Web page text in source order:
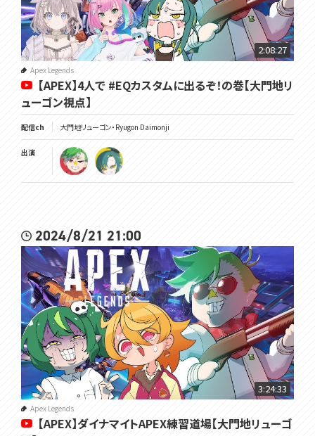
2:08:27
Apex Legends
【APEX】4人で #EQカスタムに出るぞ！の巻【大門地リ
ューゴン視点】
配信ch 大門地リューゴン・Ryugon Daimonji
出演
2024/8/21 21:00
3:24:33
Apex Legends
【APEX】ダイナマイトAPEX練習道場【大門地リューゴ